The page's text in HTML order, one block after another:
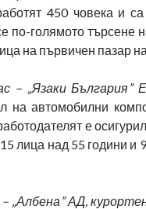
450 човека и
по-голямото търсене
на първичен пазар
– „Язаки България”
на автомобилни
е
лица над 55 години и
„Албена” АД,